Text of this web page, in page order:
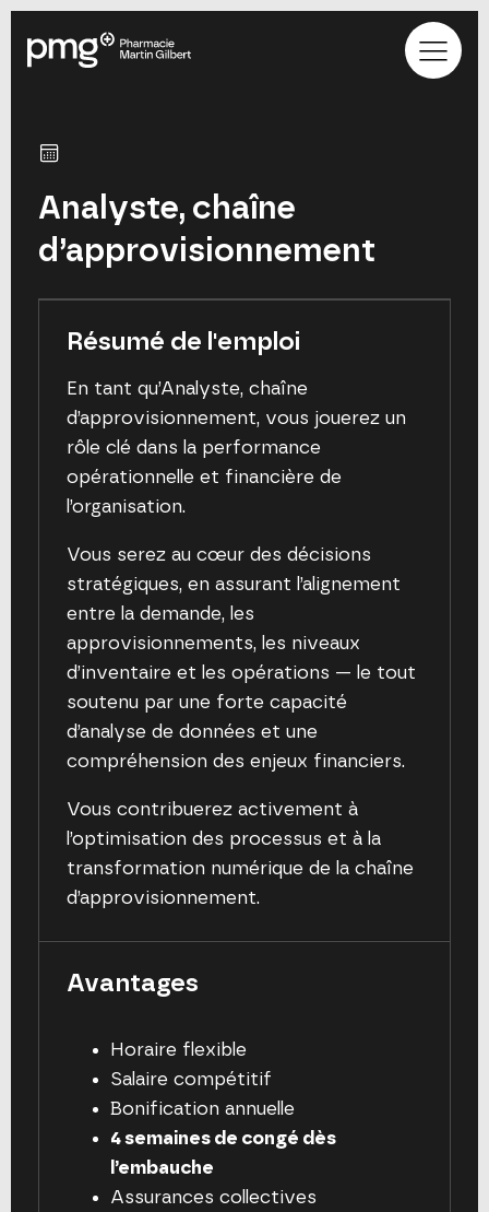
Analyste, chaîne
d’approvisionnement
Résumé de l'emploi
En tant qu’Analyste, chaîne
d’approvisionnement, vous jouerez un
rôle clé dans la performance
opérationnelle et financière de
l’organisation.
Vous serez au cœur des décisions
stratégiques, en assurant l’alignement
entre la demande, les
approvisionnements, les niveaux
d’inventaire et les opérations — le tout
soutenu par une forte capacité
d’analyse de données et une
compréhension des enjeux financiers.
Vous contribuerez activement à
l’optimisation des processus et à la
transformation numérique de la chaîne
d’approvisionnement.
Avantages
Horaire flexible
Salaire compétitif
Bonification annuelle
4 semaines de congé dès
l’embauche
Assurances collectives